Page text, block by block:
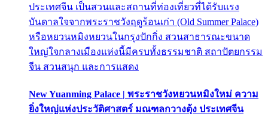
ประเทศจีน เป็นสวนและสถานที่ท่องเที่ยวที่ได้รับแรง
บันดาลใจจากพระราชวังฤดูร้อนเก่า (Old Summer Palace)
หรือหยวนหมิงหยวนในกรุงปักกิ่ง สวนสาธารณะขนาด
ใหญ่ใจกลางเมืองแห่งนี้มีครบทั้งธรรมชาติ สถาปัตยกรรม
จีน สวนสนุก และการแสดง
New Yuanming Palace | พระราชวังหยวนหมิงใหม่ ความ
ยิ่งใหญ่แห่งประวัติศาสตร์ มณฑลกวางตุ้ง ประเทศจีน